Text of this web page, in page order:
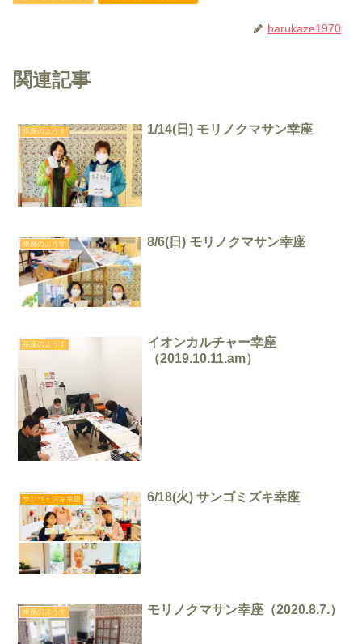
harukaze1970
関連記事
幸座のようす 1/14(日) モリノクマサン幸座
幸座のようす 8/6(日) モリノクマサン幸座
幸座のようす
イオンカルチャー幸座
（2019.10.11.am）
サンゴミズキ幸座 6/18(火) サンゴミズキ幸座
幸座のようす モリノクマサン幸座（2020.8.7.）